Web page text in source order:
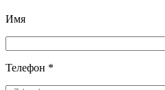
Имя
Телефон *